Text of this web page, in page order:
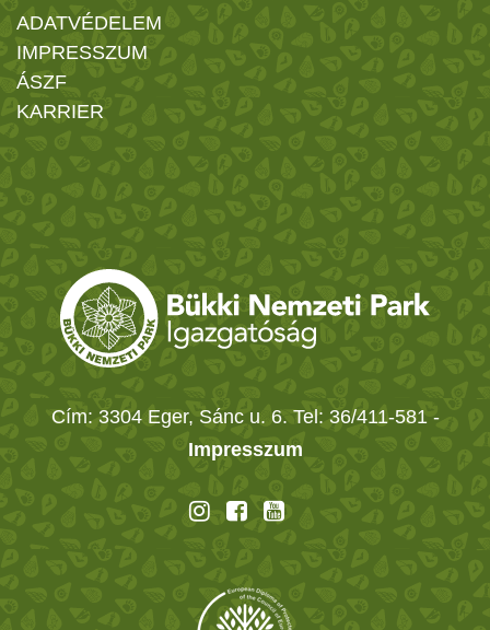
ADATVÉDELEM
IMPRESSZUM
ÁSZF
KARRIER
Cím: 3304 Eger, Sánc u. 6. Tel: 36/411-581 -
Impresszum